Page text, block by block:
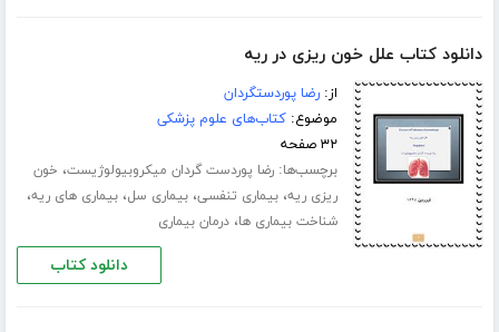
دانلود کتاب علل خون ریزی در ریه
از:رضا پوردستگردان
موضوع:کتاب‌های علوم پزشکی
۳۲ صفحه
برچسب‌ها:رضا پوردست گردان میکروبیولوژیست، خون
ریزی ریه،بیماری تنفسی،بیماری سل،بیماری های ریه،
شناخت بیماری ها،درمان بیماری
دانلود کتاب